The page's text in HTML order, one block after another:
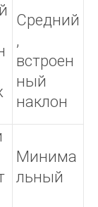
Средний
,
встроен
ный
наклон
Минима
льный